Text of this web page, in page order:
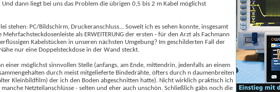
dann liegt bei uns das Problem die übrigen 0,5 bis 2 m Kabel möglichst
stehen: PC/Bildschirm, Druckeranschluss... Soweit ich es sehen konnte, insgesamt
als ERWEITERUNG der ersten - für den Arzt als Fachmann
Kabelstücken in unseren nächsten Umgebung? Im geschilderten Fall der
nur eine Doppelsteckdose in der Wand steckt.
möglichst sinnvollen Stelle (anfangs, am Ende, mittendrin, jedenfalls an einem
durch meist mitgelieferte Bindedrähte, öfters durch n daumenbreiten
Kleinbildfilm) der ich den Boden abgeschnitten hatte). Nicht wirklich praktisch ich
Netzteilanschlüsse - selten und eher auch unschön. Schließlich gäbs noch die